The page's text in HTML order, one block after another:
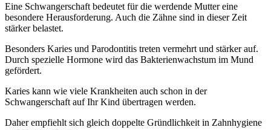
Eine Schwangerschaft bedeutet für die werdende Mutter eine
besondere Herausforderung. Auch die Zähne sind in dieser Zeit
stärker belastet.
Besonders Karies und Parodontitis treten vermehrt und stärker auf.
Durch spezielle Hormone wird das Bakterienwachstum im Mund
gefördert.
Karies kann wie viele Krankheiten auch schon in der
Schwangerschaft auf Ihr Kind übertragen werden.
Daher empfiehlt sich gleich doppelte Gründlichkeit in Zahnhygiene